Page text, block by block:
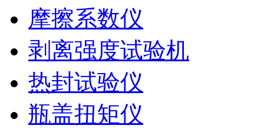
摩擦系数仪
剥离强度试验机
热封试验仪
瓶盖扭矩仪